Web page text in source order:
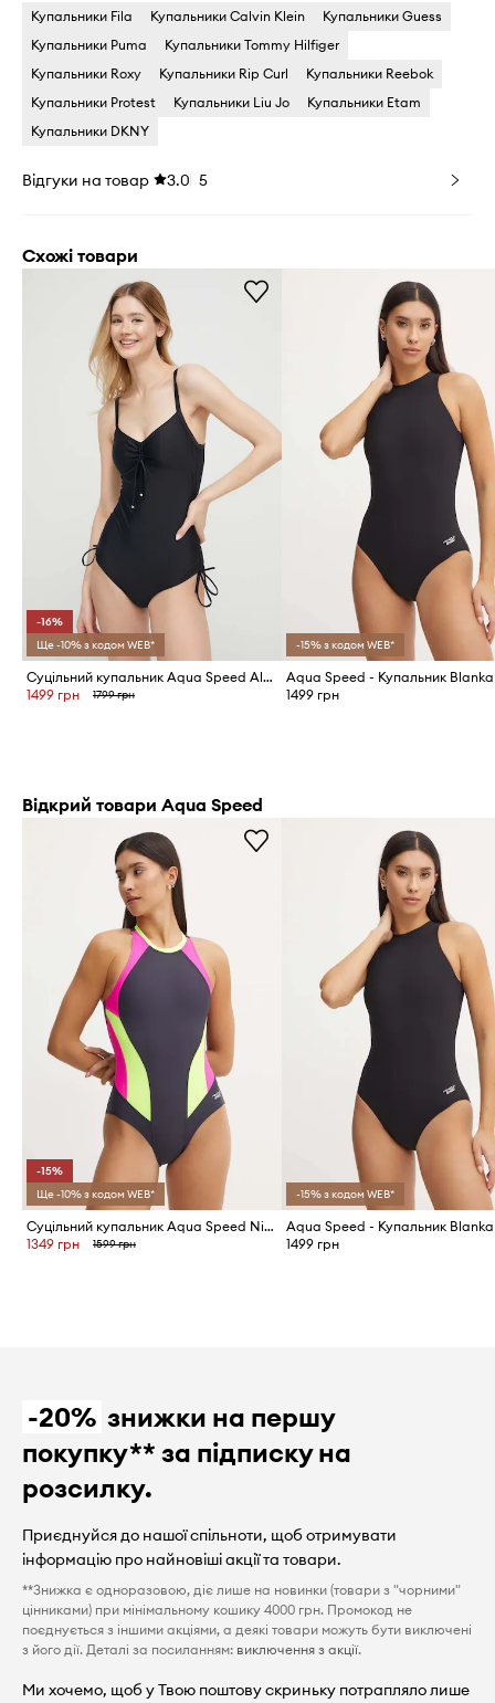
Купальники Fila Купальники Calvin Klein
Купальники Guess
Купальники Puma
Купальники Tommy Hilfiger
Купальники Roxy
Купальники Rip Curl
Купальники Reebok
Купальники Protest
Купальники Liu Jo
Купальники Etam
Купальники DKNY
Відгуки на товар 3.0 5
Схожі товари
-16%
Ще -10% з кодом WEB*
Суцільний купальник Aqua Speed Alexa
1499 грн
1799 грн
-15% з кодом WEB*
Aqua Speed - Купальник Blanka
1499 грн
Відкрий товари Aqua Speed
-15%
Ще -10% з кодом WEB*
Суцільний купальник Aqua Speed Nina
1349 грн
1599 грн
-15% з кодом WEB*
Aqua Speed - Купальник Blanka
1499 грн
-20% знижки на першу
покупку** за підписку на
розсилку.
Приєднуйся до нашої спільноти, щоб отримувати
інформацію про найновіші акції та товари.
**Знижка є одноразовою, діє лише на новинки (товари з "чорними"
цінниками) при мінімальному кошику 4000 грн. Промокод не
поєднується з іншими акціями, а деякі товари можуть бути виключені
з його дії. Деталі за посиланням: виключення з акції.
Ми хочемо, щоб у Твою поштову скриньку потрапляло лише